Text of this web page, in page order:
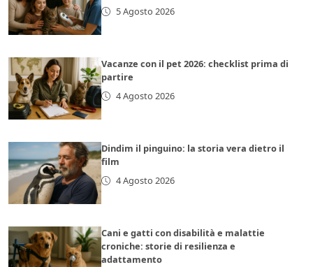
5 Agosto 2026
Vacanze con il pet 2026: checklist prima di
partire
4 Agosto 2026
Dindim il pinguino: la storia vera dietro il
film
4 Agosto 2026
Cani e gatti con disabilità e malattie
croniche: storie di resilienza e
adattamento